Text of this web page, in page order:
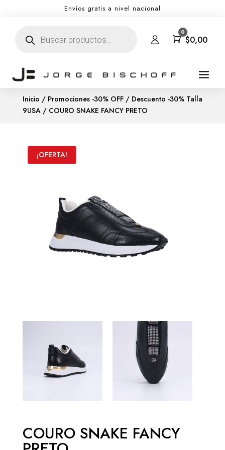
Envíos gratis a nivel nacional
productos Carro
0
$0,00
Inicio / Promociones -30% OFF/ Descuento -30% Talla
9USA/ COURO SNAKE FANCY PRETO
¡OFERTA!
COURO SNAKE FANCY